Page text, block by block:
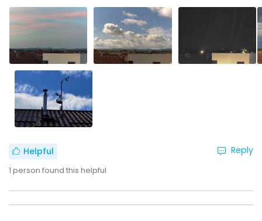
Helpful
1 person found this helpful
Reply